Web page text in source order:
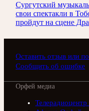
Сургутский
свои спектакли в
пройдут на сцене
Оставить отзыв или
Сообщить об ошибке
Орфей медиа